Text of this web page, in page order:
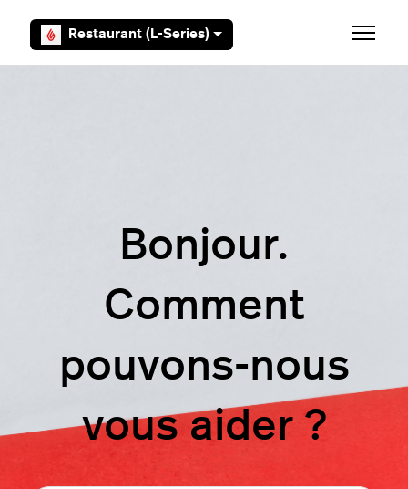
Restaurant (L-Series) Ouvrir/
Bonjour.
Comment
pouvons-nous
vous aider ?